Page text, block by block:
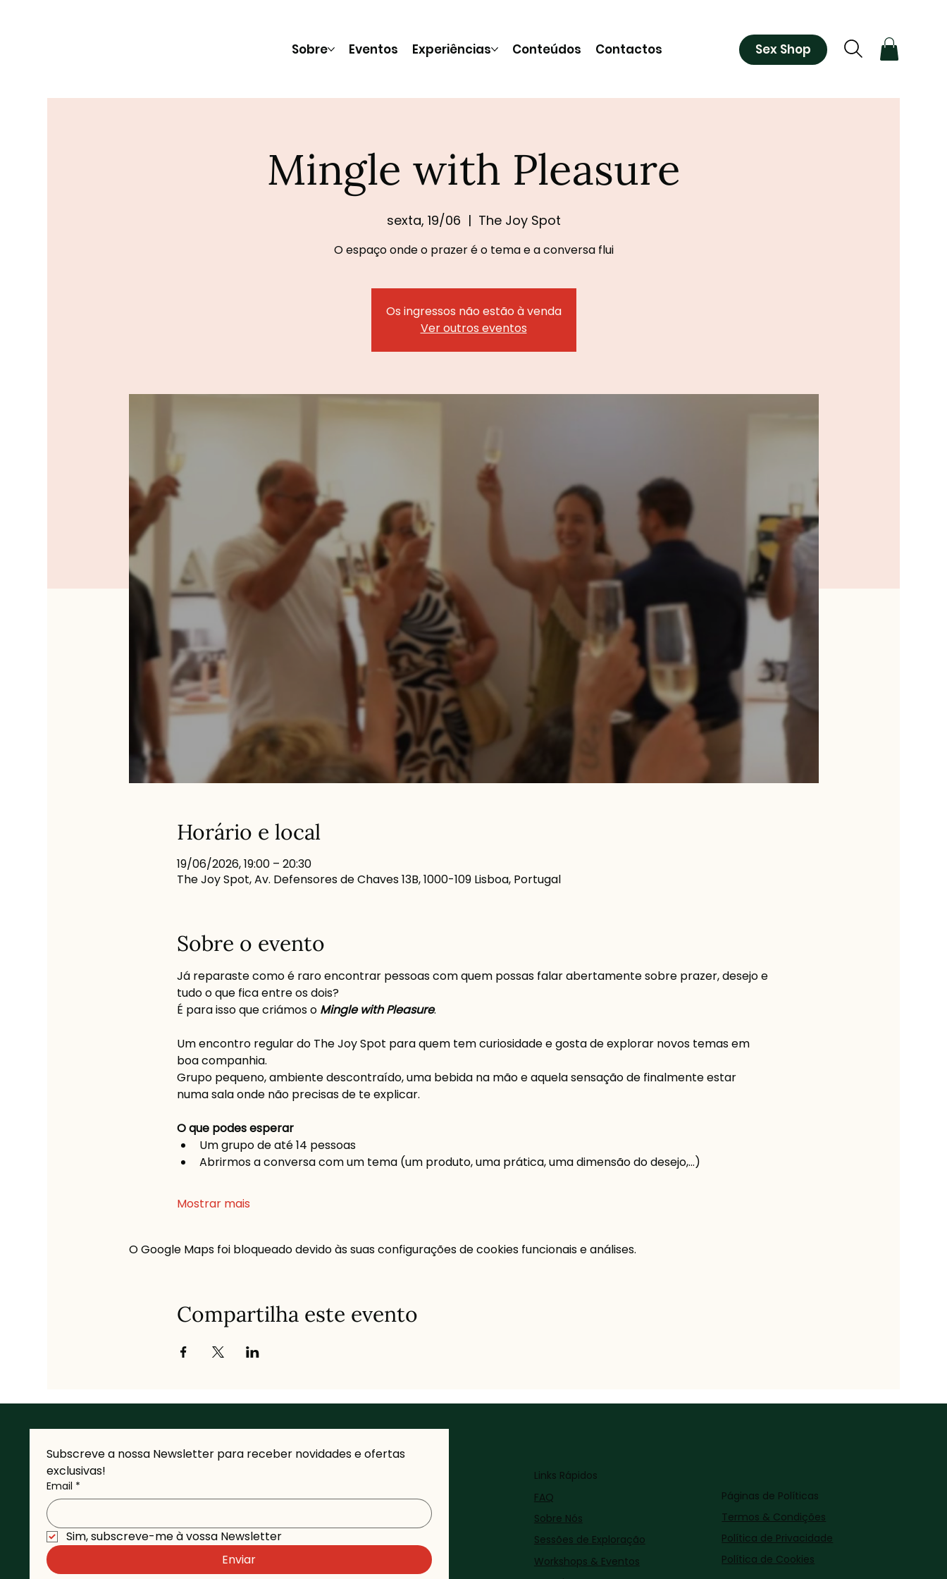
Sobre Eventos Experiências Conteúdos Contactos Sex Shop
Mingle with Pleasure
sexta, 19/06
  |
The Joy Spot
O espaço onde o prazer é o tema e a conversa flui
Os ingressos não estão à venda
Ver outros eventos
Horário e local
19/06/2026, 19:00 – 20:30
The Joy Spot, Av. Defensores de Chaves 13B, 1000-109 Lisboa, Portugal
Sobre o evento
Já reparaste como é raro encontrar pessoas com quem possas falar abertamente sobre prazer, desejo e
tudo o que fica entre os dois?
É para isso que criámos o Mingle with Pleasure.
Um encontro regular do The Joy Spot para quem tem curiosidade e gosta de explorar novos temas em
boa companhia.
Grupo pequeno, ambiente descontraído, uma bebida na mão e aquela sensação de finalmente estar
numa sala onde não precisas de te explicar.
O que podes esperar
Um grupo de até 14 pessoas
Abrirmos a conversa com um tema (um produto, uma prática, uma dimensão do desejo,...)
Mostrar mais
O Google Maps foi bloqueado devido às suas configurações de cookies funcionais e análises.
Compartilha este evento
Páginas de Políticas
Termos & Condições
Política de Privacidade
Política de Cookies
Links Rápidos
FAQ
Sobre Nós
Sessões de Exploração
Workshops & Eventos
Subscreve a nossa Newsletter para receber novidades e ofertas
exclusivas!
Email *
Sim, subscreve-me à vossa Newsletter
Enviar